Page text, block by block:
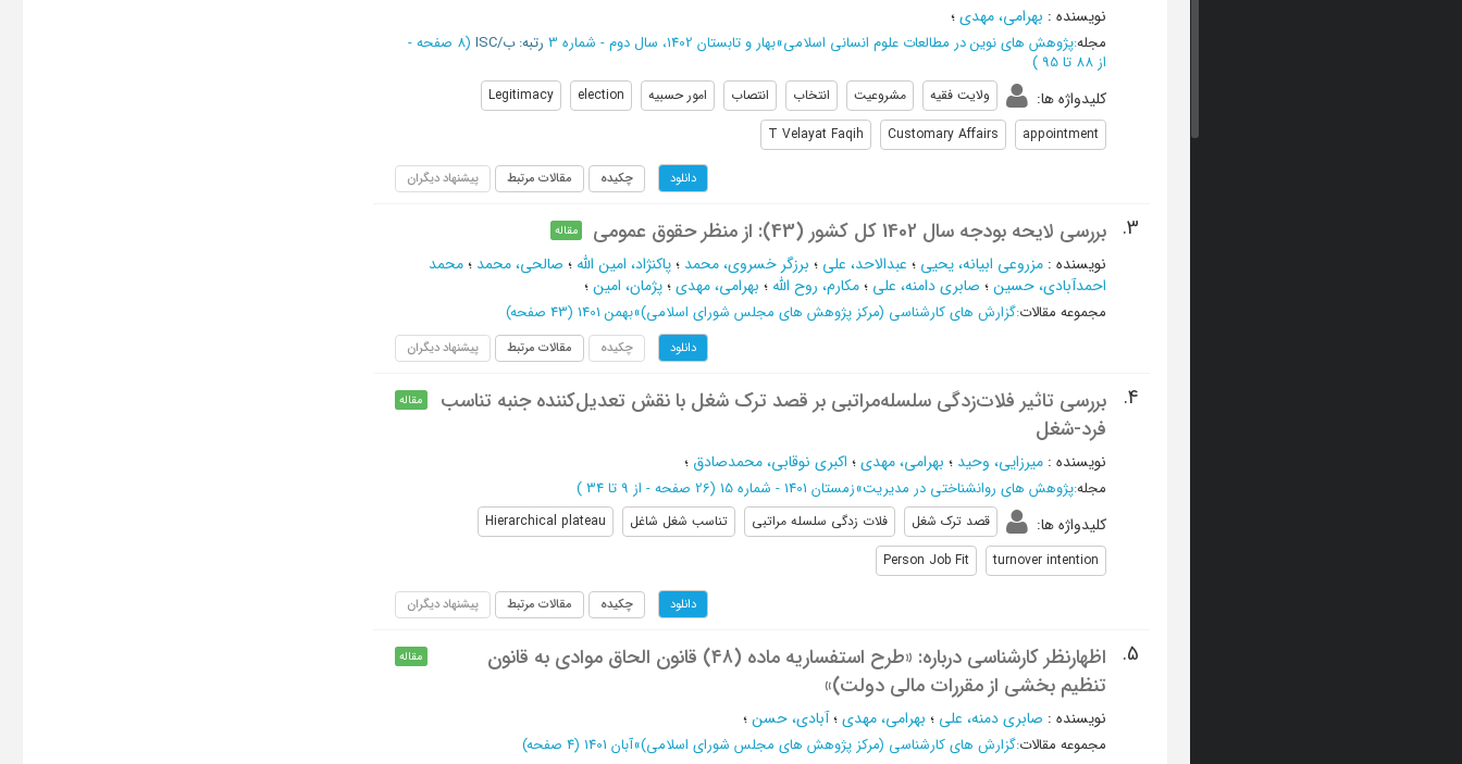
نویسنده : بهرامی، مهدی؛
مجله:پژوهش های نوین در مطالعات علوم انسانی اسلامی»بهار و تابستان 1402، سال دوم - شماره 3 رتبه: ب/ISC
(‎8 صفحه -
از 88 تا 95
)
کلیدواژه ها: ولایت فقیه مشروعیت انتخاب انتصاب امور حسبیه election
Legitimacy
appointment
Customary Affairs
T Velayat Faqih
دانلود چکیده مقالات مرتبط پیشنهاد دیگران
3. بررسی لایحه بودجه سال 1402 کل کشور (43): از منظر حقوق عمومی مقاله
نویسنده : مزروعی ابیانه، یحیی ؛ عبدالاحد، علی ؛ برزگر خسروی، محمد ؛پاکنژاد، امین الله ؛ صالحی، محمد ؛محمد
احمدآبادی، حسین؛ صابری دامنه، علی ؛مکارم، روح الله ؛ بهرامی، مهدی؛پژمان، امین؛
مجموعه مقالات:گزارش های کارشناسی (مرکز پژوهش های مجلس شورای اسلامی)»بهمن 1401 (‎43 صفحه)
دانلود چکیده مقالات مرتبط پیشنهاد دیگران
4.
بررسی تاثیر فلات‌زدگی سلسله‌مراتبی بر قصد ترک شغل با نقش تعدیل‌کننده جنبه تناسب
فرد-شغل
مقاله
نویسنده : میرزایی، وحید ؛ بهرامی، مهدی؛ اکبری نوقابی، محمدصادق ؛
مجله:پژوهش های روانشناختی در مدیریت»زمستان 1401 - شماره 15 (‎26 صفحه - از 9 تا 34 )
کلیدواژه ها: قصد ترک شغل فلات زدگی سلسله مراتبی تناسب شغل شاغل
Hierarchical plateau
turnover intention
Person Job Fit
دانلود چکیده مقالات مرتبط پیشنهاد دیگران
5.
اظهارنظر کارشناسی درباره: «طرح استفساریه ماده (۴۸) قانون الحاق موادی به قانون
تنظیم بخشی از مقررات مالی دولت)»
مقاله
نویسنده : صابری دمنه، علی ؛ بهرامی، مهدی؛آبادی، حسن؛
مجموعه مقالات:گزارش های کارشناسی (مرکز پژوهش های مجلس شورای اسلامی)»آبان 1401 (‎4 صفحه)